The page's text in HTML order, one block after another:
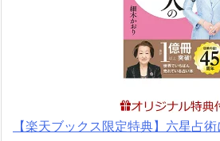
【楽天ブックス限定特典】六星占